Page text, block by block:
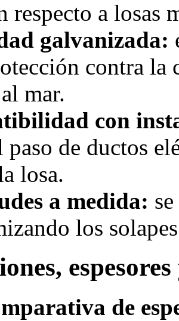
respecto a losas
galvanizada:
contra la
mar.
con
de ductos
losa.
a medida:
los
de